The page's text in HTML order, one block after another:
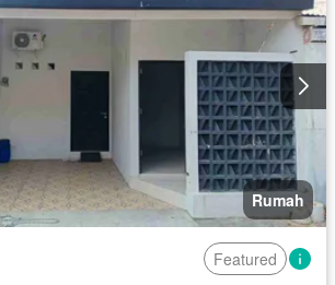
Rumah
Featured